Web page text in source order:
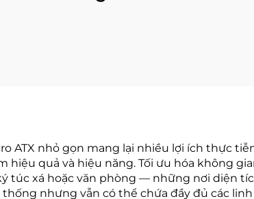
ATX nhỏ gọn mang lại nhiều lợi ích thực
hiệu quả và hiệu năng. Tối ưu hóa không
túc xá hoặc văn phòng — những nơi diện
nhưng vẫn có thể chứa đầy đủ các